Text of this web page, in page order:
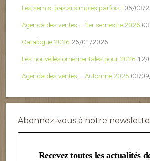
Les semis, pas si simples parfois ! 05/03/
Agenda des ventes – 1er semestre 2026
Catalogue 2026 26/01/2026
Les nouvelles ornementales pour 2026 12/
Agenda des ventes – Automne 2025 03/
Abonnez-vous à notre
Recevez toutes les actualités